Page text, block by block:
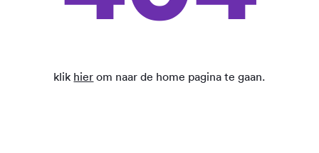
klik hier om naar de home pagina te gaan.